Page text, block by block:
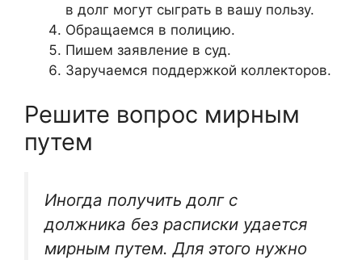
в долг могут сыграть в вашу пользу.
Обращаемся в полицию.
Пишем заявление в суд.
Заручаемся поддержкой коллекторов.
Решите вопрос мирным
путем
Иногда получить долг с
должника без расписки удается
мирным путем. Для этого нужно